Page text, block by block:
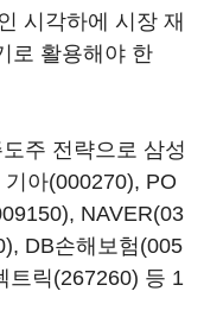
시각하에 시장 재
로 활용해야 한
주 전략으로 삼성
기아(000270), PO
, NAVER(03
, DB손해보험(005
트릭(267260) 등 1